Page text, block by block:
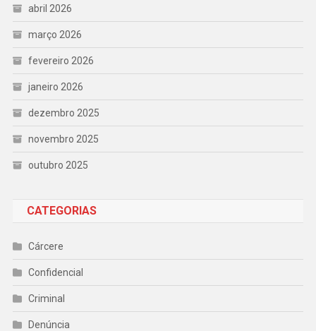
abril 2026
março 2026
fevereiro 2026
janeiro 2026
dezembro 2025
novembro 2025
outubro 2025
CATEGORIAS
Cárcere
Confidencial
Criminal
Denúncia